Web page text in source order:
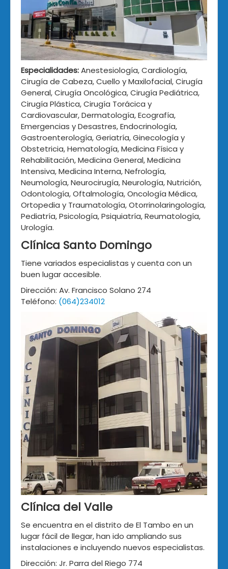
Especialidades:Anestesiología, Cardiología,
Cirugía de Cabeza, Cuello y Maxilofacial, Cirugía
General, Cirugía Oncológica, Cirugía Pediátrica,
Cirugía Plástica, Cirugía Torácica y
Cardiovascular, Dermatología, Ecografía,
Emergencias y Desastres, Endocrinología,
Gastroenterología, Geriatría, Ginecología y
Obstetricia, Hematología, Medicina Física y
Rehabilitación, Medicina General, Medicina
Intensiva, Medicina Interna, Nefrología,
Neumología, Neurocirugía, Neurología, Nutrición,
Odontología, Oftalmología, Oncología Médica,
Ortopedia y Traumatología, Otorrinolaringología,
Pediatría, Psicología, Psiquiatría, Reumatología,
Urología.
Clínica Santo Domingo
Tiene variados especialistas y cuenta con un
buen lugar accesible.
Dirección: Av. Francisco Solano 274
Teléfono: (064)234012
Clínica del Valle
Se encuentra en el distrito de El Tambo en un
lugar fácil de llegar, han ido ampliando sus
instalaciones e incluyendo nuevos especialistas.
Dirección: Jr. Parra del Riego 774